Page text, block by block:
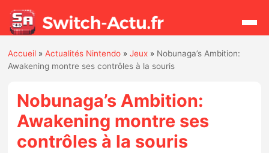
Actualités
Jeux
Accueil »Actualités Nintendo »Jeux » Nobunaga’s Ambition:
Awakening montre ses contrôles à la souris
Nobunaga’s Ambition:
Awakening montre ses
contrôles à la souris